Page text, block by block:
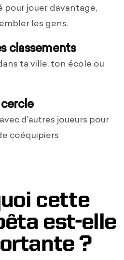
pour jouer davantage,
les gens.
classements
ta ville, ton école ou
d'autres joueurs pour
coéquipiers
cette
est-elle
?